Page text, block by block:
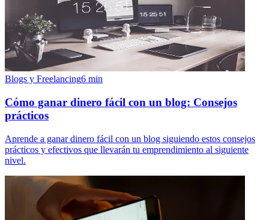
Blogs y Freelancing6 min
Cómo ganar dinero fácil con un blog: Consejos
prácticos
Aprende a ganar dinero fácil con un blog siguiendo estos consejos
prácticos y efectivos que llevarán tu emprendimiento al siguiente
nivel.